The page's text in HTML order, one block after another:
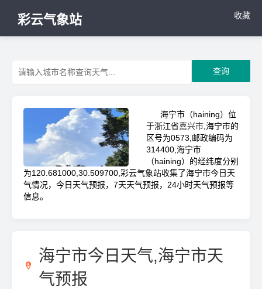
彩云气象站 收藏
查询
海宁市（haining）位
于浙江省嘉兴市 ,海宁市的
区号为0573,邮政编码为
314400,海宁市
（haining）的经纬度分别
为120.681000,30.509700,彩云气象站收集了海宁市今日天
气情况，今日天气预报，7天天气预报，24小时天气预报等
信息。

海宁市今日天气,海宁市天
气预报